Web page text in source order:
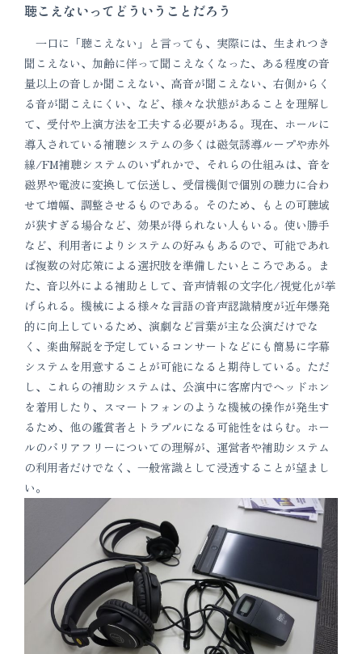
聴こえないってどういうことだろう
一口に「聴こえない」と言っても、実際には、生まれつき
聞こえない、加齢に伴って聞こえなくなった、ある程度の音
量以上の音しか聞こえない、高音が聞こえない、右側からく
る音が聞こえにくい、など、様々な状態があることを理解し
て、受付や上演方法を工夫する必要がある。現在、ホールに
導入されている補聴システムの多くは磁気誘導ループや赤外
線/FM補聴システムのいずれかで、それらの仕組みは、音を
磁界や電波に変換して伝送し、受信機側で個別の聴力に合わ
せて増幅、調整させるものである。そのため、もとの可聴域
が狭すぎる場合など、効果が得られない人もいる。使い勝手
など、利用者によりシステムの好みもあるので、可能であれ
ば複数の対応策による選択肢を準備したいところである。ま
た、音以外による補助として、音声情報の文字化/視覚化が挙
げられる。機械による様々な言語の音声認識精度が近年爆発
的に向上しているため、演劇など言葉が主な公演だけでな
く、楽曲解説を予定しているコンサートなどにも簡易に字幕
システムを用意することが可能になると期待している。ただ
し、これらの補助システムは、公演中に客席内でヘッドホン
を着用したり、スマートフォンのような機械の操作が発生す
るため、他の鑑賞者とトラブルになる可能性をはらむ。ホー
ルのバリアフリーについての理解が、運営者や補助システム
の利用者だけでなく、一般常識として浸透することが望まし
い。